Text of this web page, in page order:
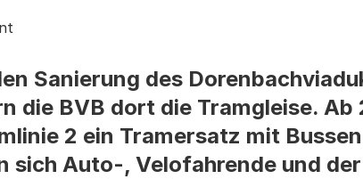
Sanierung des
die BVB dort die Tramgleise.
2 ein Tramersatz mit
sich Auto-, Velofahrende und